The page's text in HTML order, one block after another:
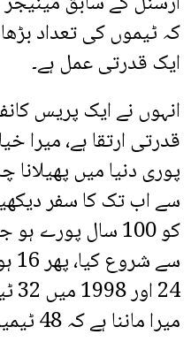
کہ ٹیموں کی تعداد
ایک قدرتی عمل ہے۔
انہوں نے ایک پریس
قدرتی ارتقا ہے، میرا
میرا ماننا ہے کہ 48 ٹیمیں بالکل درست تعداد ہے۔“